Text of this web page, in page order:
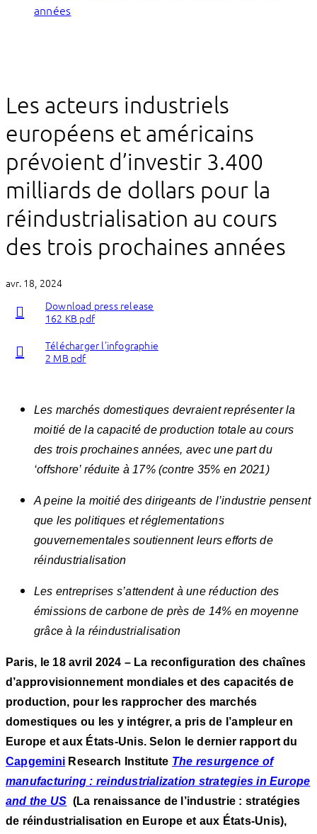
années
Les acteurs industriels
européens et américains
prévoient d’investir 3.400
milliards de dollars pour la
réindustrialisation au cours
des trois prochaines années
avr. 18, 2024
Download press release
162 KB pdf
Télécharger l'infographie
2 MB pdf
Les marchés domestiques devraient représenter la
moitié de la capacité de production totale au cours
des trois prochaines années, avec une part du
‘offshore’ réduite à 17% (contre 35% en 2021)
A peine la moitié des dirigeants de l’industrie pensent
que les politiques et réglementations
gouvernementales soutiennent leurs efforts de
réindustrialisation
Les entreprises s’attendent à une réduction des
émissions de carbone de près de 14% en moyenne
grâce à la réindustrialisation
Paris, le 18 avril 2024 – La reconfiguration des chaînes
d’approvisionnement mondiales et des capacités de
production, pour les rapprocher des marchés
domestiques ou les y intégrer, a pris de l’ampleur en
Europe et aux États-Unis. Selon le dernier rapport du
Capgemini Research Institute The resurgence of
manufacturing : reindustrialization strategies in Europe
and the US (La renaissance de l’industrie : stratégies
de réindustrialisation en Europe et aux États-Unis),